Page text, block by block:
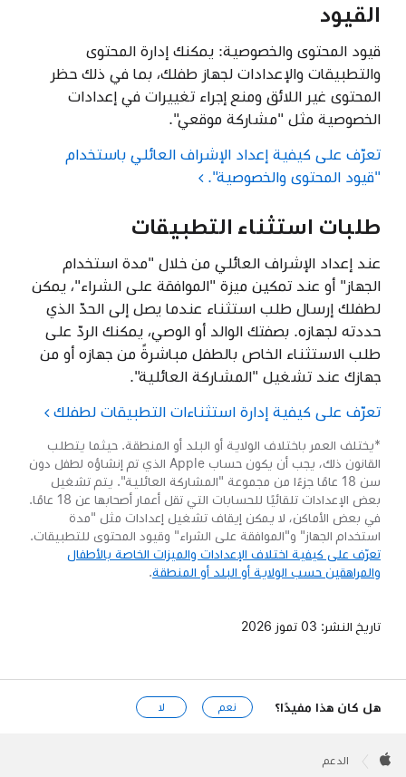
القيود
قيود المحتوى والخصوصية: يمكنك إدارة المحتوى
والتطبيقات والإعدادات لجهاز طفلك، بما في ذلك حظر
المحتوى غير اللائق ومنع إجراء تغييرات في إعدادات
الخصوصية مثل "مشاركة موقعي".
تعرّف على كيفية إعداد الإشراف العائلي باستخدام
"قيود المحتوى والخصوصية".
طلبات استثناء التطبيقات
عند إعداد الإشراف العائلي من خلال "مدة استخدام
الجهاز" أو عند تمكين ميزة "الموافقة على الشراء"، يمكن
لطفلك إرسال طلب استثناء عندما يصل إلى الحدّ الذي
حددته لجهازه. بصفتك الوالد أو الوصي، يمكنك الردّ على
طلب الاستثناء الخاص بالطفل مباشرةً من جهازه أو من
جهازك عند تشغيل "المشاركة العائلية".
تعرّف على كيفية إدارة استثناءات التطبيقات لطفلك
*يختلف العمر باختلاف الولاية أو البلد أو المنطقة. حيثما يتطلب
القانون ذلك، يجب أن يكون حساب Apple الذي تم إنشاؤه لطفل دون
سن 18 عامًا جزءًا من مجموعة "المشاركة العائلية". يتم تشغيل
بعض الإعدادات تلقائيًا للحسابات التي تقل أعمار أصحابها عن 18 عامًا.
في بعض الأماكن، لا يمكن إيقاف تشغيل إعدادات مثل "مدة
استخدام الجهاز" و"الموافقة على الشراء" وقيود المحتوى للتطبيقات.
تعرّف على كيفية اختلاف الإعدادات والميزات الخاصة بالأطفال
والمراهقين حسب الولاية أو البلد أو المنطقة.
تاريخ النشر: 03 تموز 2026
هل كان هذا مفيدًا؟ نعم لا
Footer

الدعم